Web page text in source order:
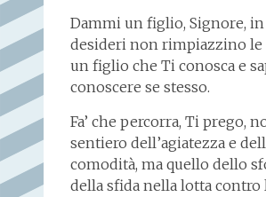
Dammi un figlio, Signore,
desideri non rimpiazzino le
un figlio che Ti conosca e
conoscere se stesso.
Fa’ che percorra, Ti prego,
sentiero dell’agiatezza e
comodità, ma quello dello
della sfida nella lotta contro